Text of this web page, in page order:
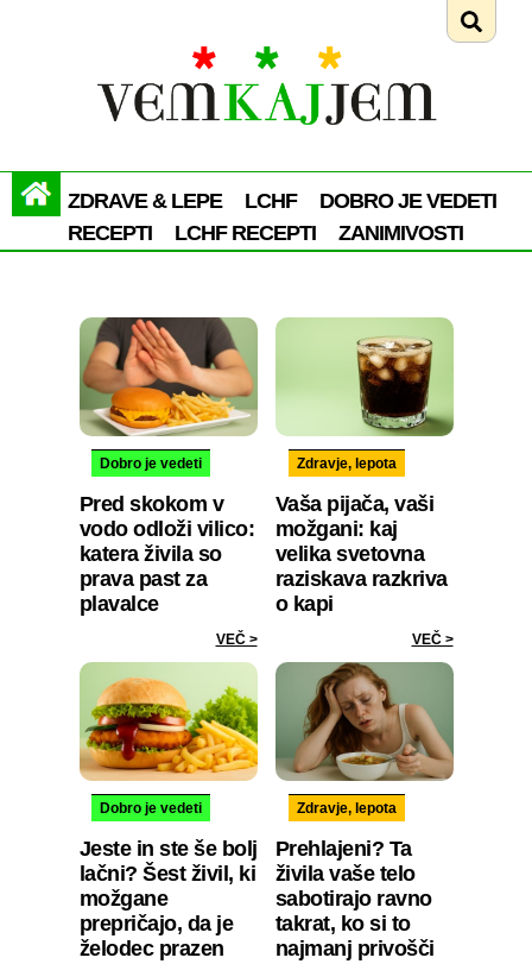
ZDRAVE & LEPE LCHF
DOBRO JE VEDETI
RECEPTI
LCHF RECEPTI ZANIMIVOSTI
Dobro je vedeti
Pred skokom v
vodo odloži vilico:
katera živila so
prava past za
plavalce
VEČ >
Zdravje, lepota
Vaša pijača, vaši
možgani: kaj
velika svetovna
raziskava razkriva
o kapi
VEČ >
Dobro je vedeti
Jeste in ste še bolj
lačni? Šest živil, ki
možgane
prepričajo, da je
želodec prazen
Zdravje, lepota
Prehlajeni? Ta
živila vaše telo
sabotirajo ravno
takrat, ko si to
najmanj privošči